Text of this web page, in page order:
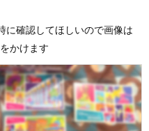
に確認してほしいので画像は
かけます